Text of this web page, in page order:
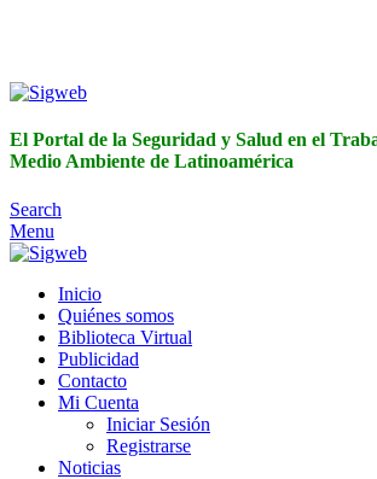
El Portal de la Seguridad y Salud en el
Medio Ambiente de Latinoamérica
Search
Menu
Inicio
Quiénes somos
Biblioteca Virtual
Publicidad
Contacto
Mi Cuenta
Iniciar Sesión
Registrarse
Noticias